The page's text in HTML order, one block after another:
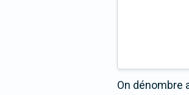
On dénombre